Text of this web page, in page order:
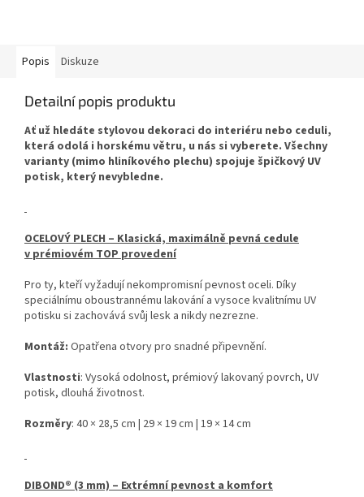
Popis Diskuze
Detailní popis produktu
Ať už hledáte stylovou dekoraci do interiéru nebo ceduli,
která odolá i horskému větru, u nás si vyberete. Všechny
varianty (mimo hliníkového plechu) spojuje špičkový UV
potisk, který nevybledne.
OCELOVÝ PLECH – Klasická, maximálně pevná cedule
v prémiovém TOP provedení
Pro ty, kteří vyžadují nekompromisní pevnost oceli. Díky
speciálnímu oboustrannému lakování a vysoce kvalitnímu UV
potisku si zachovává svůj lesk a nikdy nezrezne.
Montáž: Opatřena otvory pro snadné připevnění.
Vlastnosti: Vysoká odolnost, prémiový lakovaný povrch, UV
potisk, dlouhá životnost.
Rozměry: 40 × 28,5 cm | 29 × 19 cm | 19 × 14 cm
DIBOND® (3 mm) – Extrémní pevnost a komfort